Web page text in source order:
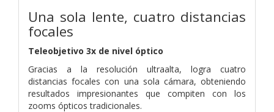
Una sola lente, cuatro distancias
focales
Teleobjetivo 3x de nivel óptico
Gracias a la resolución ultraalta, logra cuatro
distancias focales con una sola cámara, obteniendo
resultados impresionantes que compiten con los
zooms ópticos tradicionales.